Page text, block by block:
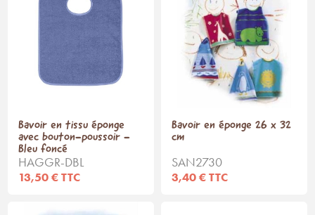
Bavoir en tissu éponge
avec bouton-poussoir -
Bleu foncé
HAGGR-DBL
13,50 € TTC
Bavoir en éponge 26 x 32
cm
SAN2730
3,40 € TTC